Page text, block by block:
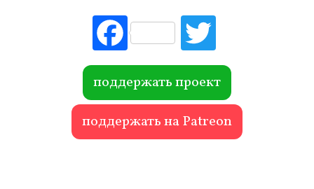
Fac
ebo
ok r
поддержать проект
поддержать на Patreon